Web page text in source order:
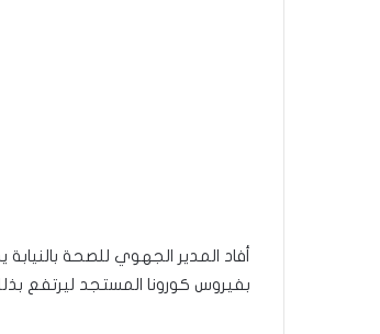
أفاد المدير الجهوي للصحة
بفيروس كورونا المستجد ليرتفع بذلك